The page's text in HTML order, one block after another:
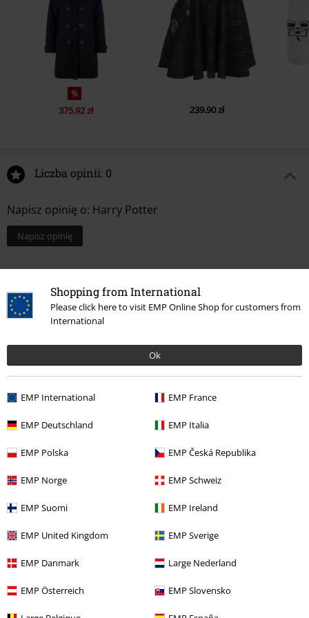
Shopping from International
Please click here to visit EMP Online Shop for customers from
International
Ok
EMP International EMP France
EMP Deutschland EMP Italia
EMP Polska EMP Česká Republika
EMP Norge EMP Schweiz
EMP Suomi EMP Ireland
EMP United Kingdom EMP Sverige
EMP Danmark Large Nederland
EMP Österreich EMP Slovensko
%
375.92 zł 239.90 zł
Liczba opinii: 0
Napisz opinię o: Harry Potter
Napisz opinię
RCD259.90 zł